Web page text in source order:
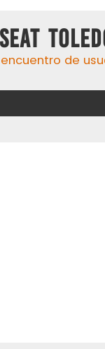
de